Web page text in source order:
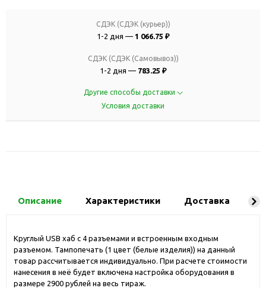
СДЭК (СДЭК (курьер))
1-2 дня — 1 066.75 ₽
СДЭК (СДЭК (Самовывоз))
1-2 дня — 783.25 ₽
Другие способы доставки
Условия доставки
Описание Характеристики Доставка
Круглый USB хаб с 4 разъемами и встроенным входным
разъемом. Тампопечать (1 цвет (белые изделия)) на данный
товар рассчитывается индивидуально. При расчете стоимости
нанесения в неё будет включена настройка оборудования в
размере 2900 рублей на весь тираж.